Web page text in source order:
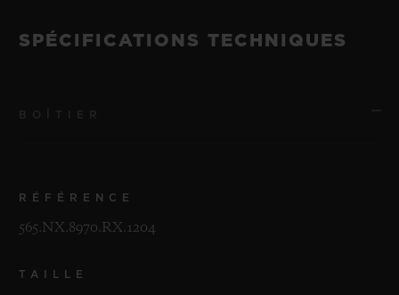
SPÉCIFICATIONS TECHNIQUES
RÉFÉRENCE
565.NX.8970.RX.1204
TAILLE